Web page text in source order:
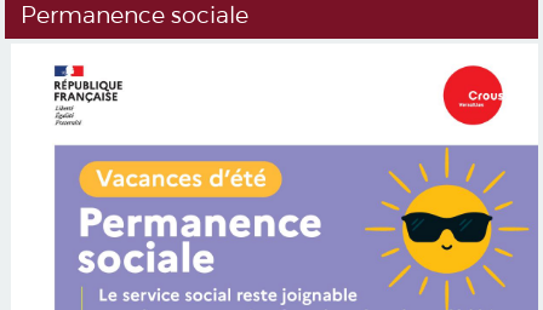
Permanence sociale